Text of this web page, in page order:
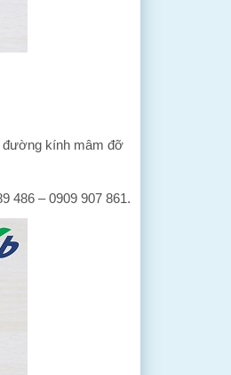
đường kính mâm đỡ
486 – 0909 907 861.